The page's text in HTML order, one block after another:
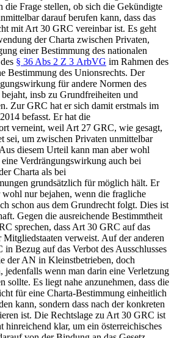
die Frage stellen, ob sich die Gekündigte
darauf berufen kann, dass das
mit Art 30 GRC vereinbar ist. Es geht
der Charta zwischen Privaten,
einer Bestimmung des nationalen
§ 36 Abs 2 Z 3 ArbVG im Rahmen des
Bestimmung des Unionsrechts. Der
für andere Normen des
insb zu Grundfreiheiten und
Zur GRC hat er sich damit erstmals im
befasst. Er hat die
verneint, weil Art 27 GRC, wie gesagt,
sei, um zwischen Privaten unmittelbar
Aus diesem Urteil kann man aber wohl
Verdrängungswirkung auch bei
Charta als bei
grundsätzlich für möglich hält. Er
nur bejahen, wenn die fragliche
schon aus dem Grundrecht folgt. Dies ist
Gegen die ausreichende Bestimmtheit
sprechen, dass Art 30 GRC auf das
verweist. Auf der anderen
Bezug auf das Verbot des Ausschlusses
der AN in Kleinstbetrieben, doch
jedenfalls wenn man darin eine Verletzung
sollte. Es liegt nahe anzunehmen, dass die
für eine Charta-Bestimmung einheitlich
kann, sondern dass nach der konkreten
ist. Die Rechtslage zu Art 30 GRC ist
hinreichend klar, um ein österreichisches